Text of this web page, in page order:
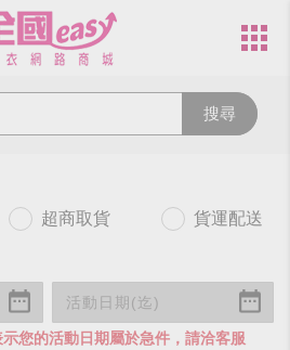
搜尋
超商取貨 貨運配送
您的活動日期屬於急件，請洽客服